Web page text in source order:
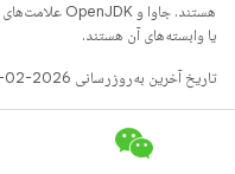
یا وابسته‌های آن هستند.
تاریخ آخرین به‌روزرسانی 2026-02-27 به‌وقت ساعت هماهنگ جهانی.